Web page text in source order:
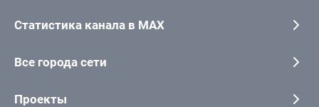
Статистика канала в MAX
Все города сети
Проекты